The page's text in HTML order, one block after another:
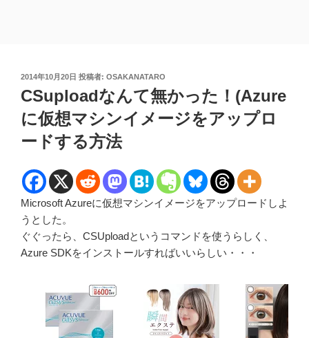
投
稿
日:
2014年10月20日 投稿者: OSAKANATARO
CSuploadなんて無かった！(Azure
に仮想マシンイメージをアップロ
ードする方法
Microsoft Azureに仮想マシンイメージをアップロードしよ
うとした。
ぐぐったら、CSUploadというコマンドを使うらしく、
Azure SDKをインストールすればいいらしい・・・